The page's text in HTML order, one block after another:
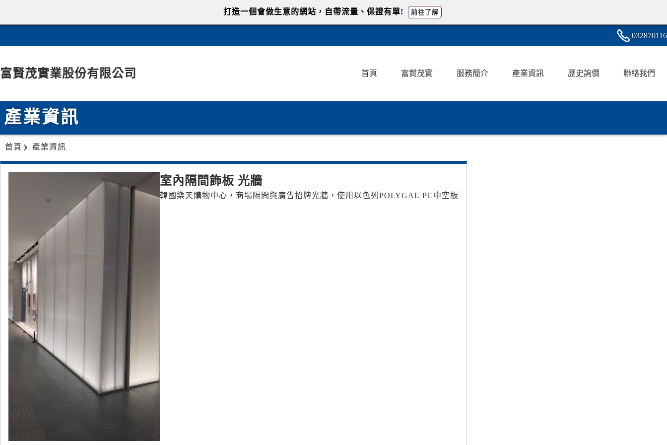
032870116
富賢茂實業股份有限公司 首頁 富賢茂實 服務簡介 產業資訊 歷史詢價 聯絡我們
產業資訊
首頁 產業資訊
室內隔間飾板 光牆
韓國樂天購物中心，商場隔間與廣告招牌光牆，使用以色列POLYGAL PC中空板
打造一個會做生意的網站，自帶流量、保證有單! 前往了解